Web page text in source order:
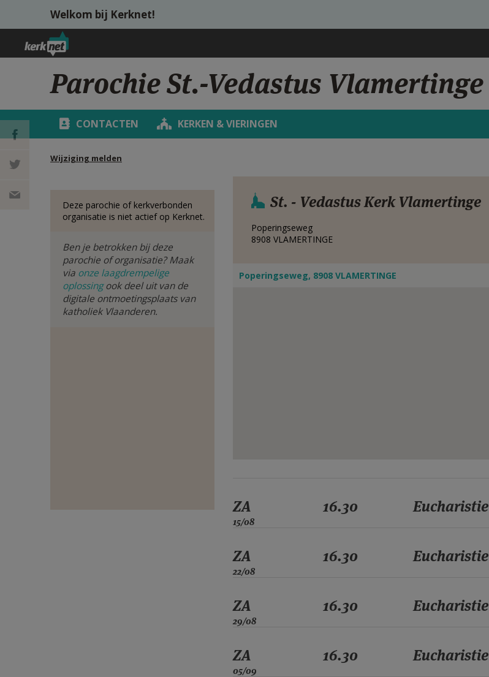
Overslaan en naar de inhoud gaan
Welkom bij Kerknet!
Parochie St.-Vedastus Vlamertinge
CONTACTEN KERKEN & VIERINGEN
Wijziging melden
DEEL OP
FACEBOOK
DEEL OP
Deze parochie of kerkverbonden
organisatie is niet actief op Kerknet.
Ben je betrokken bij deze
parochie of organisatie? Maak
via onze laagdrempelige
oplossingook deel uit van de
digitale ontmoetingsplaats van
katholiek Vlaanderen.
St. - Vedastus Kerk Vlamertinge
Poperingseweg
8908 VLAMERTINGE
Poperingseweg, 8908 VLAMERTINGE
ZA
15/08
16.30 Eucharistie
ZA
22/08
16.30 Eucharistie
ZA
29/08
16.30 Eucharistie
ZA
05/09
16.30 Eucharistie